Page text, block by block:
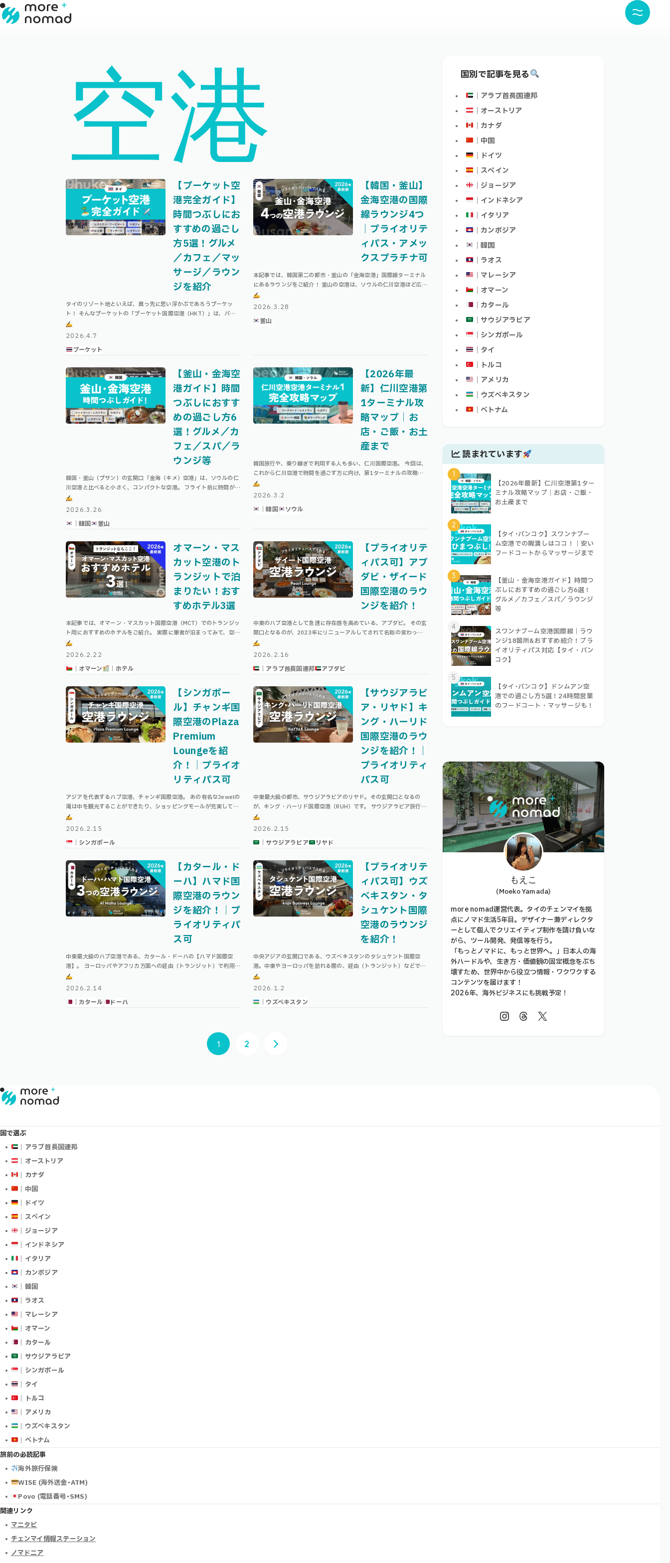
空港
【プーケット空
港完全ガイド】
時間つぶしにお
すすめの過ごし
方5選！グルメ
／カフェ／マッ
サージ／ラウン
ジを紹介
タイのリゾート地といえば、真っ先に思い浮かぶであろうプーケッ
ト！ そんなプーケットの「プーケット国際空港（HKT）」は、バンコ
クのスワンナプームのような空港と比べると小さめで、コンパクトな
空港です。 本記事ではプーケット …
2026.4.7
プーケット
【韓国・釜山】
金海空港の国際
線ラウンジ4つ
｜プライオリテ
ィパス・アメッ
クスプラチナ可
本記事では、韓国第二の都市・釜山の「金海空港」国際線ターミナル
にあるラウンジをご紹介！ 釜山の空港は、ソウルの仁川空港ほど広く
はないですが、コンパクトで迷わず移動しやすいのが特徴です。 そん
な金海空港の国際線ターミナルに …
2026.3.28
釜山
【釜山・金海空
港ガイド】時間
つぶしにおすす
めの過ごし方6
選！グルメ／カ
フェ／スパ／ラ
ウンジ等
韓国・釜山（プサン）の玄関口「金海（キメ）空港」は、ソウルの仁
川空港と比べると小さく、コンパクトな空港。 フライト前に時間が空
くと「何をして過ごそうか」と迷う人も多いのではないでしょうか。
本記事ではそんな方に向けて、金 …
2026.3.26
｜韓国
釜山
【2026年最
新】仁川空港第
1ターミナル攻
略マップ｜お
店・ご飯・お土
産まで
韓国旅行や、乗り継ぎで利用する人も多い、仁川国際空港。 今回は、
これから仁川空港で時間を過ごす方に向け、第1ターミナルの攻略マ
ップをご紹介！ 実際に10回以上仁川国際空港を利用している私が、
空港でできることやおすすめスポ …
2026.3.2
｜韓国
ソウル
オマーン・マス
カット空港のト
ランジットで泊
まりたい！おす
すめホテル3選
本記事では、オマーン・マスカット国際空港（MCT）でのトランジッ
ト用におすすめのホテルをご紹介。 実際に筆者が泊まってみて、空港
からの距離感やかかる時間、注意点などを踏まえてご紹介します！
Index オマーンのトランジ …
2026.2.22
｜オマーン
｜ホテル
【プライオリテ
ィパス可】アブ
ダビ・ザイード
国際空港のラウ
ンジを紹介！
中東のハブ空港として急速に存在感を高めている、アブダビ。 その玄
関口となるのが、2023年にリニューアルしてされて名称の変わった
ザイード国際空港です。 「エティハド航空」の本拠地でもあり、ヨー
ロッパや中東、アフリカ方面へ …
2026.2.16
｜アラブ首長国連邦
アブダビ
【シンガポー
ル】チャンギ国
際空港のPlaza
Premium
Loungeを紹
介！｜プライオ
リティパス可
アジアを代表するハブ空港、チャンギ国際空港。 あの有名なJewelの
滝は中を観光することができたり、ショッピングモールが充実してい
たりと、世界の空港ランキングでも常に上位に名を連ねる、まさ
に“空港そのものが観光地”ともい …
2026.2.15
｜シンガポール
【サウジアラビ
ア・リヤド】キ
ング・ハーリド
国際空港のラウ
ンジを紹介！｜
プライオリティ
パス可
中東最大級の都市、サウジアラビアのリヤド。その玄関口となるの
が、キング・ハーリド国際空港（RUH）です。 サウジアラビア旅行や
中東経由のトランジットで利用する方も多いこの空港。 本記事では、
キング・ハーリド国際空港のター …
2026.2.15
｜サウジアラビア
リヤド
【カタール・ド
ーハ】ハマド国
際空港のラウン
ジを紹介！｜プ
ライオリティパ
ス可
中東最大級のハブ空港である、カタール・ドーハの【ハマド国際空
港】。 ヨーロッパやアフリカ方面への経由（トランジット）で利用す
る方も多いのではないでしょうか。 ハマド国際空港は、カタール航空
の本拠地としても知られ、空港全体 …
2026.2.14
｜カタール
ドーハ
【プライオリテ
ィパス可】ウズ
ベキスタン・タ
シュケント国際
空港のラウンジ
を紹介！
中央アジアの玄関口である、ウズベキスタンのタシュケント国際空
港。中東やヨーロッパを訪れる際の、経由（トランジット）などで訪
れる方も多いのではないでしょうか。 タシュケント国際空港には、プ
ライオリティパスで利用できるラウン …
2026.1.2
｜ウズベキスタン
1 2
国別で記事を見る
｜アラブ首長国連邦
｜オーストリア
｜カナダ
｜中国
｜ドイツ
｜スペイン
｜ジョージア
｜インドネシア
｜イタリア
｜カンボジア
｜韓国
｜ラオス
｜マレーシア
｜オマーン
｜カタール
｜サウジアラビア
｜シンガポール
｜タイ
｜トルコ
｜アメリカ
｜ウズベキスタン
｜ベトナム
読まれています
1
【2026年最新】仁川空港第1ター
ミナル攻略マップ｜お店・ご飯・
お土産まで
2
【タイ･バンコク】スワンナプー
ム空港での暇潰しはココ！｜安い
フードコートからマッサージまで
3
【釜山・金海空港ガイド】時間つ
ぶしにおすすめの過ごし方6選！
グルメ／カフェ／スパ／ラウンジ
等
4
スワンナプーム空港国際線｜ラウ
ンジ18箇所&おすすめ紹介！プラ
イオリティパス対応【タイ・バン
コク】
5
【タイ･バンコク】ドンムアン空
港での過ごし方5選！24時間営業
のフードコート・マッサージも！
もえこ
(Moeko Yamada)
more nomad運営代表。タイのチェンマイを拠
点にノマド生活5年目。デザイナー兼ディレクタ
ーとして個人でクリエイティブ制作を請け負いな
がら、ツール開発、発信等を行う。
「もっとノマドに、もっと世界へ。」日本人の海
外ハードルや、生き方・価値観の固定概念をぶち
壊すため、世界中から役立つ情報・ワクワクする
コンテンツを届けます！
2026年、海外ビジネスにも挑戦予定！
国で選ぶ
｜アラブ首長国連邦
｜オーストリア
｜カナダ
｜中国
｜ドイツ
｜スペイン
｜ジョージア
｜インドネシア
｜イタリア
｜カンボジア
｜韓国
｜ラオス
｜マレーシア
｜オマーン
｜カタール
｜サウジアラビア
｜シンガポール
｜タイ
｜トルコ
｜アメリカ
｜ウズベキスタン
｜ベトナム
旅前の必読記事
海外旅行保険
WISE (海外送金･ATM)
Povo (電話番号･SMS)
関連リンク
マニタビ
チェンマイ情報ステーション
ノマドニア